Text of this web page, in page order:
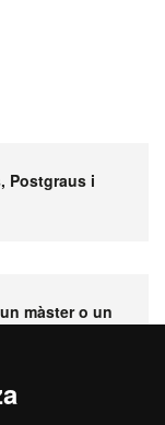
Postgraus i
màster o un